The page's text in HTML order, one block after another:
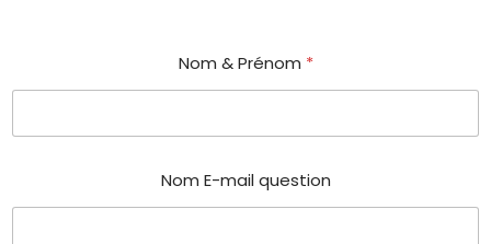
Nom & Prénom *
Nom E-mail question